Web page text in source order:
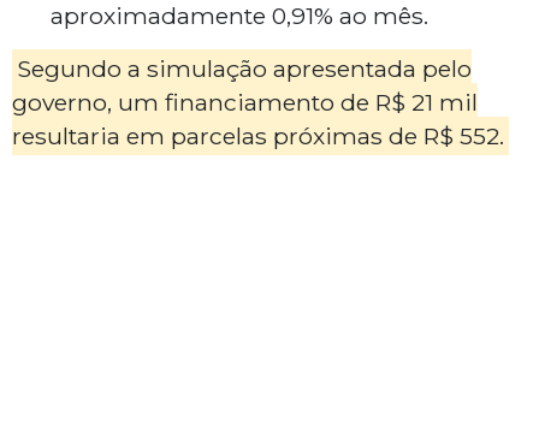
aproximadamente 0,91% ao mês.
Segundo a simulação apresentada pelo
governo, um financiamento de R$ 21 mil
resultaria em parcelas próximas de R$ 552.